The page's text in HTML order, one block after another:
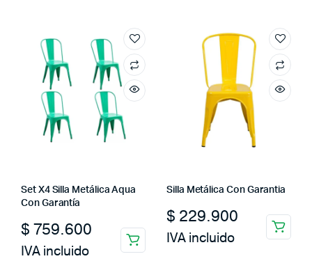
Set X4 Silla Metálica Aqua
Con Garantía
$ 759.600
IVA incluido
Silla Metálica Con Garantia
$ 229.900
IVA incluido